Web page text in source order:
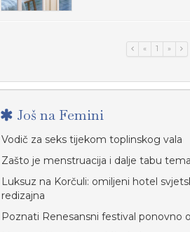
« 1 »
Još na Femini
Vodič za seks tijekom toplinskog vala
Zašto je menstruacija i dalje tabu tema
Luksuz na Korčuli: omiljeni hotel
redizajna
Poznati Renesansni festival ponovno